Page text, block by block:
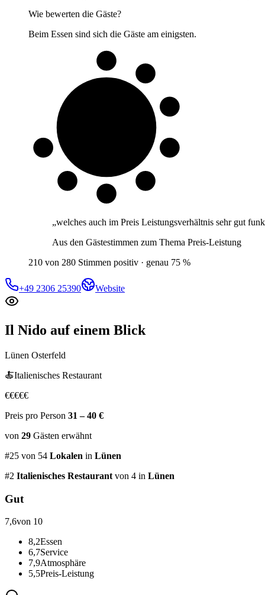
Wie bewerten die Gäste?
Beim Essen sind sich die Gäste am einigsten.
„welches auch im Preis Leistungsverhältnis sehr gut
Aus den Gästestimmen zum Thema Preis-Leistung
210 von 280 Stimmen positiv · genau 75 %
+49 2306 25390 Website
Il Nido auf einem Blick
Lünen Osterfeld
🍝Italienisches Restaurant
€€€€€
Preis pro Person 31 – 40 €
von 29 Gästen erwähnt
#25 von 54 Lokalen in Lünen
#2 Italienisches Restaurant von 4 in Lünen
Gut
7,6von 10
8,2Essen
6,7Service
7,9Atmosphäre
5,5Preis-Leistung